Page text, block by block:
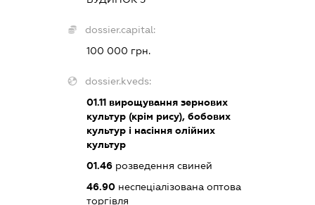
dossier.capital:
100 000 грн.
dossier.kveds:
01.11 вирощування зернових
культур (крім рису), бобових
культур і насіння олійних
культур
01.46 розведення свиней
46.90 неспеціалізована оптова
торгівля